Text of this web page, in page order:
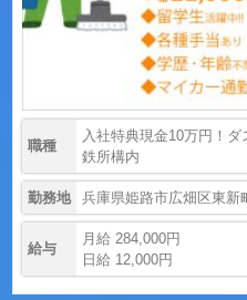
職種
入社特典現金10万円！
鉄所構内
勤務地 兵庫県姫路市広畑区東新
給与
月給 284,000円
日給 12,000円